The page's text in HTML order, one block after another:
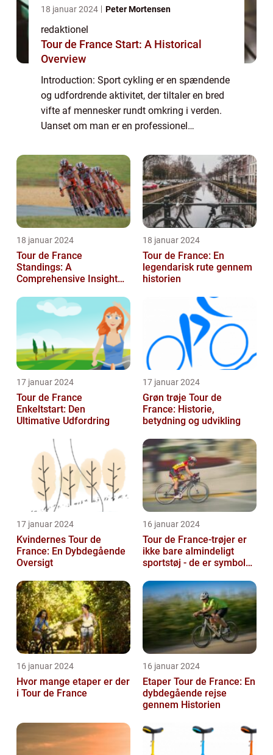
18 januar 2024 Peter Mortensen
redaktionel
Tour de France Start: A Historical
Overview
Introduction: Sport cykling er en spændende
og udfordrende aktivitet, der tiltaler en bred
vifte af mennesker rundt omkring i verden.
Uanset om man er en professionel
der meget at lære om denne fascin...
18 januar 2024
Tour de France
Standings: A
Comprehensive Insight
Race
18 januar 2024
Tour de France: En
legendarisk rute gennem
historien
17 januar 2024
Tour de France
Enkeltstart: Den
Ultimative Udfordring
17 januar 2024
Grøn trøje Tour de
France: Historie,
betydning og udvikling
17 januar 2024
Kvindernes Tour de
France: En Dybdegående
Oversigt
16 januar 2024
Tour de France-trøjer er
ikke bare almindeligt
sportstøj - de er symboler
udholden...
16 januar 2024
Hvor mange etaper er der
i Tour de France
16 januar 2024
Etaper Tour de France: En
dybdegående rejse
gennem Historien